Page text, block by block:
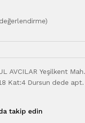
değerlendirme)
AVCILAR Yeşilkent
Kat:4 Dursun dede apt.
takip edin